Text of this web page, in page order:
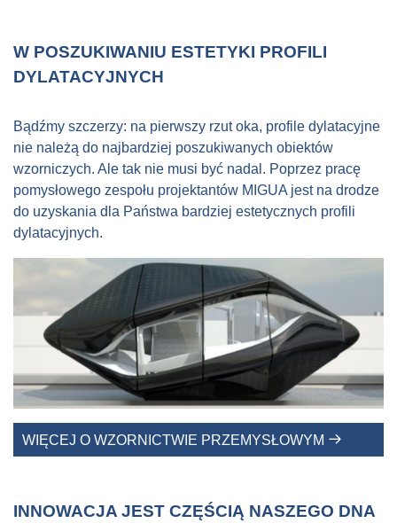
W POSZUKIWANIU ESTETYKI PROFILI
DYLATACYJNYCH
Bądźmy szczerzy: na pierwszy rzut oka, profile dylatacyjne
nie należą do najbardziej poszukiwanych obiektów
wzorniczych. Ale tak nie musi być nadal. Poprzez pracę
pomysłowego zespołu projektantów MIGUA jest na drodze
do uzyskania dla Państwa bardziej estetycznych profili
dylatacyjnych.
WIĘCEJ O WZORNICTWIE PRZEMYSŁOWYM
INNOWACJA JEST CZĘŚCIĄ NASZEGO DNA